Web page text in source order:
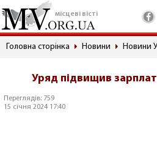
місцеві вісті
Головна сторінка Новини Новини
Уряд підвищив
Переглядів: 759
15 січня 2024 17:40